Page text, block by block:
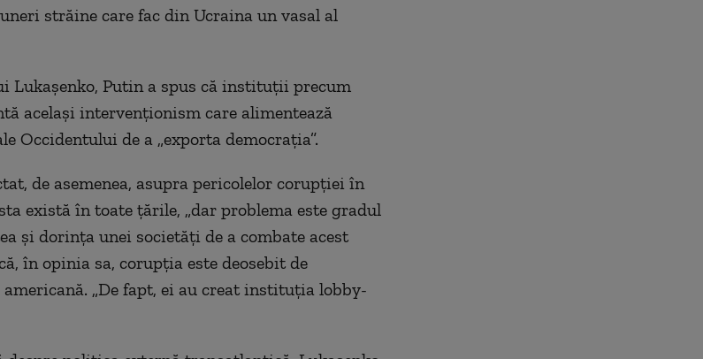
străine care fac din Ucraina un vasal al
Lukașenko, Putin a spus că instituții precum
același intervenționism care alimentează
Occidentului de a „exporta democrația”.
de asemenea, asupra pericolelor corupției în
există în toate țările, „dar problema este gradul
și dorința unei societăți de a combate acest
în opinia sa, corupția este deosebit de
„De fapt, ei au creat instituția lobby-